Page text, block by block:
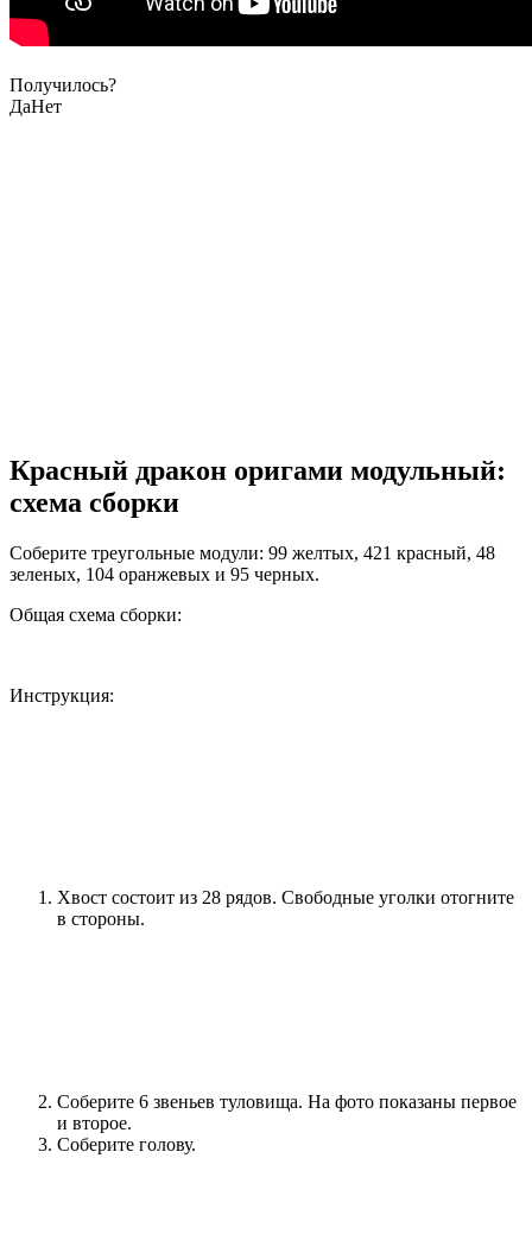
Получилось?
ДаНет
Красный дракон оригами модульный:
схема сборки
Соберите треугольные модули: 99 желтых, 421 красный, 48
зеленых, 104 оранжевых и 95 черных.
Общая схема сборки:
Инструкция:
Хвост состоит из 28 рядов. Свободные уголки отогните
в стороны.
Соберите 6 звеньев туловища. На фото показаны первое
и второе.
Соберите голову.